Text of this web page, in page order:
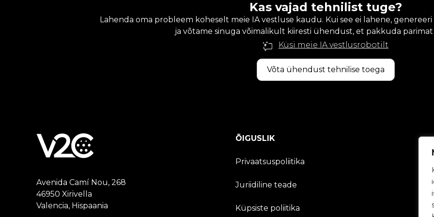
Kas vajad tehnilist tuge?
Lahenda oma probleem koheselt meie IA vestluse kaudu. Kui see ei lahene,
ja võtame sinuga võimalikult kiiresti ühendust, et pakkuda
Küsi meie IA vestlusrobotilt
Võta ühendust tehnilise toega
Avenida Camí Nou, 268
46950 Xirivella
Valencia, Hispaania
ÕIGUSLIK
Privaatsuspoliitika
Juriidiline teade
Küpsiste poliitika